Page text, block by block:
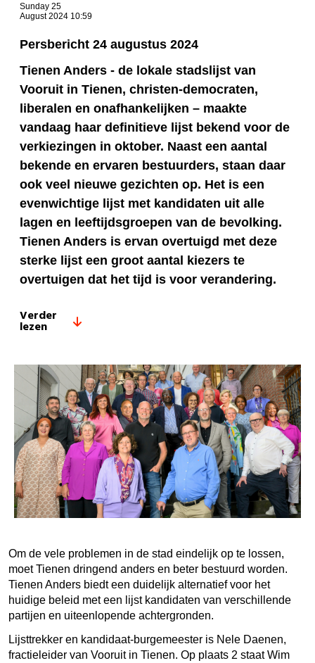
Sunday 25
August 2024 10:59
Persbericht 24 augustus 2024
Tienen Anders - de lokale stadslijst van
Vooruit in Tienen, christen-democraten,
liberalen en onafhankelijken – maakte
vandaag haar definitieve lijst bekend voor de
verkiezingen in oktober. Naast een aantal
bekende en ervaren bestuurders, staan daar
ook veel nieuwe gezichten op. Het is een
evenwichtige lijst met kandidaten uit alle
lagen en leeftijdsgroepen van de bevolking.
Tienen Anders is ervan overtuigd met deze
sterke lijst een groot aantal kiezers te
overtuigen dat het tijd is voor verandering.
Verder
lezen
Om de vele problemen in de stad eindelijk op te lossen,
moet Tienen dringend anders en beter bestuurd worden.
Tienen Anders biedt een duidelijk alternatief voor het
huidige beleid met een lijst kandidaten van verschillende
partijen en uiteenlopende achtergronden.
Lijsttrekker en kandidaat-burgemeester is Nele Daenen,
fractieleider van Vooruit in Tienen. Op plaats 2 staat Wim